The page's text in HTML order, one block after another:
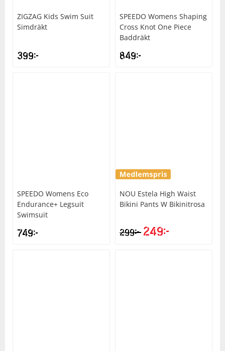
ZIGZAG Kids Swim Suit
Simdräkt
399kr
SPEEDO Womens Shaping
Cross Knot One Piece
Baddräkt
849kr
SPEEDO Womens Eco
Endurance+ Legsuit
Swimsuit
749kr
NOU Estela High Waist
Bikini Pants W Bikinitrosa
299kr 249kr